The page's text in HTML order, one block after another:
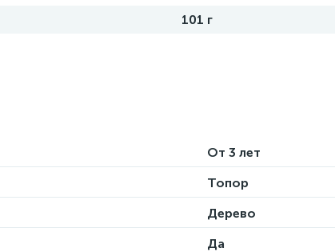
101 г
От 3 лет
Топор
Дерево
Да